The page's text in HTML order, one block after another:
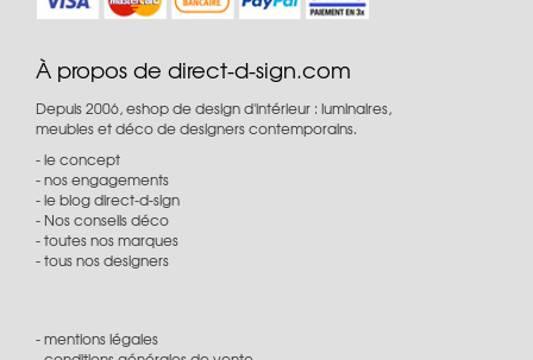
À propos de direct-d-sign.com
Depuis 2006, eshop de design d'intérieur : luminaires,
meubles et déco de designers contemporains.
le concept
nos engagements
le blog direct-d-sign
Nos conseils déco
toutes nos marques
tous nos designers
mentions légales